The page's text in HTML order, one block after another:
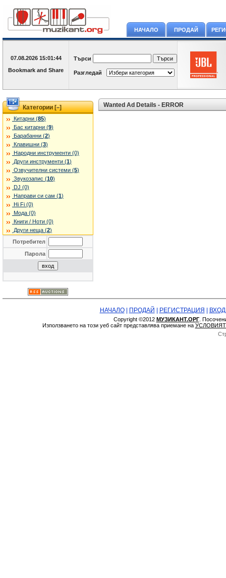
НАЧАЛО ПРОДАЙ
07.08.2026 15:01:44 Търси
Разгледай
Категории [–]
Китарни (85)
Бас китарни (9)
Барабанни (2)
Клавишни (3)
Народни инструменти (0)
Други инструменти (1)
Озвучителни системи (5)
Звукозапис (10)
DJ (0)
Направи си сам (1)
Hi Fi (0)
Мода (0)
Книги / Ноти (0)
Други неща (2)
Потребител
Парола
Wanted Ad Details - ERROR
НАЧАЛО| ПРОДАЙ РЕГИСТРАЦИЯ ВХОД
Copyright ©2012 МУЗИКАНТ.ОРГ.
Използването на този уеб сайт представлява приемане на